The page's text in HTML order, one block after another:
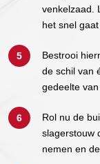
venkelzaad.
het snel
Bestrooi
de schil van
gedeelte van
Rol nu de
slagerstouw
nemen en